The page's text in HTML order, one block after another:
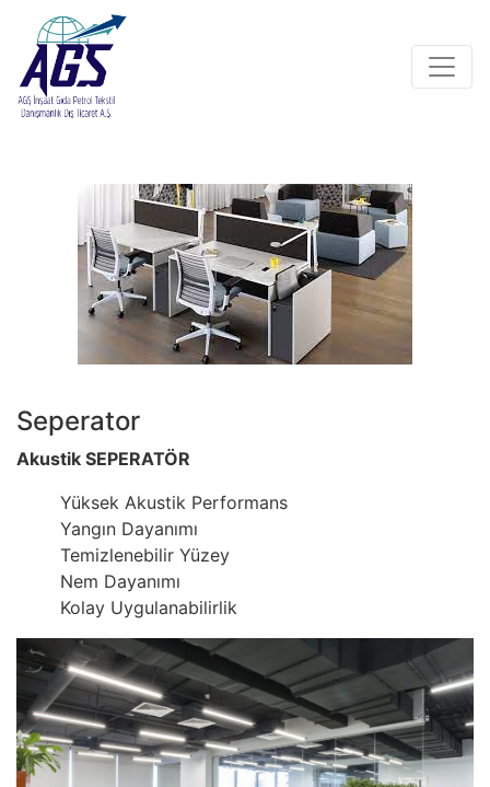
Seperator
Akustik SEPERATÖR
Yüksek Akustik Performans
Yangın Dayanımı
Temizlenebilir Yüzey
Nem Dayanımı
Kolay Uygulanabilirlik